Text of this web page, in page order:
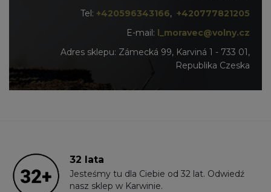
Tel: +420596343166, +420777821205
E-mail: l_moravec@volny.cz
Adres sklepu: Zámecká 99, Karviná 1 - 733 01,
Republika Czeska
32 lata
Jesteśmy tu dla Ciebie od 32 lat. Odwiedź
nasz sklep w Karwinie.